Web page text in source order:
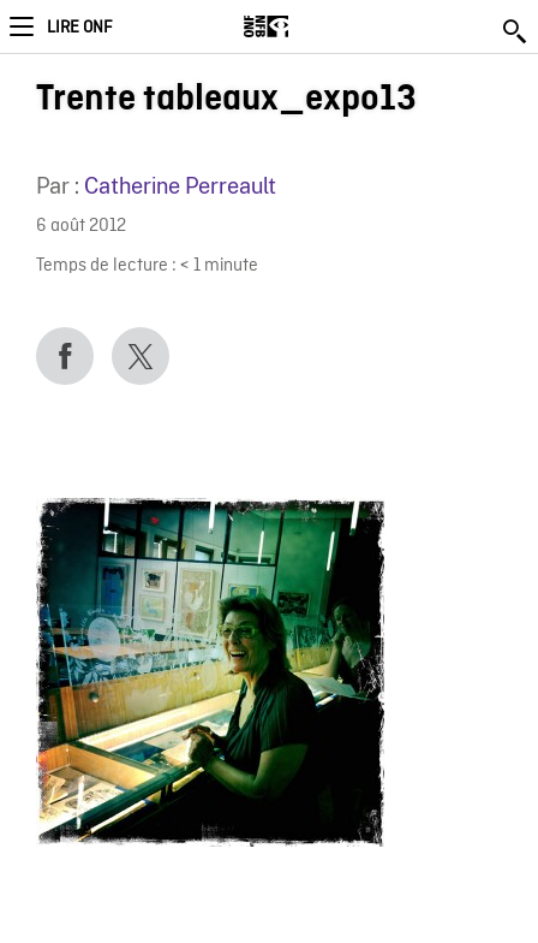
LIRE ONF
Trente tableaux_expo13
Par : Catherine Perreault
6 août 2012
Temps de lecture : < 1 minute